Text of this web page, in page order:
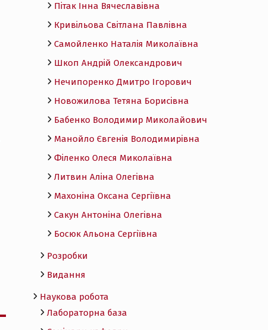
Пітак Інна Вячеславівна
Кривільова Світлана Павлівна
Самойленко Наталія Миколаївна
Шкоп Андрій Олександрович
Нечипоренко Дмитро Ігорович
Новожилова Тетяна Борисівна
Бабенко Володимир Миколайович
Манойло Євгенія Володимирівна
Філенко Олеся Миколаївна
Литвин Аліна Олегівна
Махоніна Оксана Сергіївна
Сакун Антоніна Олегівна
Босюк Альона Сергіївна
Розробки
Видання
Наукова робота
Лабораторна база